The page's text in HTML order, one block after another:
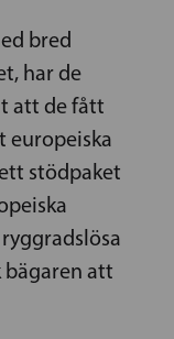
bred
har de
att de fått
europeiska
stödpaket
bägaren att